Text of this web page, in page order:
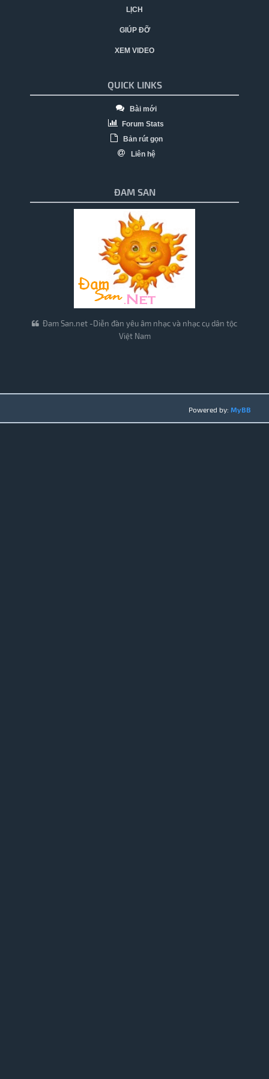
LỊCH
GIÚP ĐỠ
XEM VIDEO
QUICK LINKS
Bài mới
Forum Stats
Bản rút gọn
Liên hệ
ĐAM SAN
Đam San.net -Diễn đàn yêu âm nhạc và nhạc cụ dân tộc
Việt Nam
Powered by: MyBB